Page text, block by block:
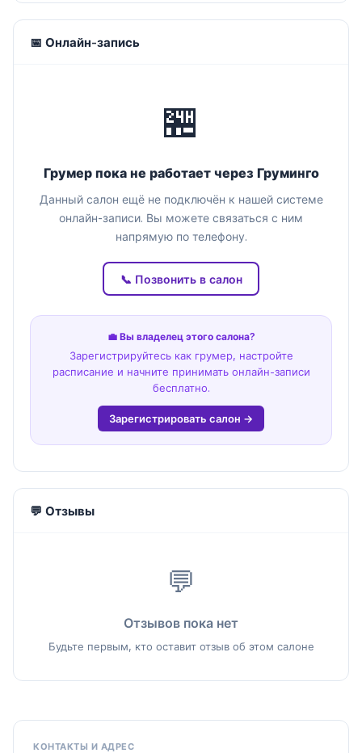
📅 Онлайн-запись
🏪
Грумер пока не работает через Груминго
Данный салон ещё не подключён к нашей системе
онлайн-записи. Вы можете связаться с ним
напрямую по телефону.
📞 Позвонить в салон
💼 Вы владелец этого салона?
Зарегистрируйтесь как грумер, настройте
расписание и начните принимать онлайн-записи
бесплатно.
Зарегистрировать салон →
💬 Отзывы
💬
Отзывов пока нет
Будьте первым, кто оставит отзыв об этом салоне
КОНТАКТЫ И АДРЕС